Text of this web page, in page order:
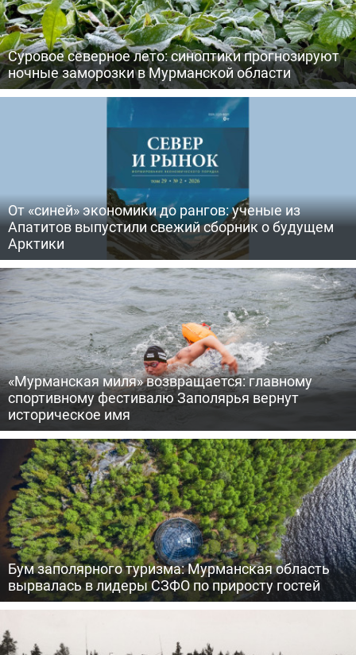
Суровое северное лето: синоптики прогнозируют
ночные заморозки в Мурманской области
От «синей» экономики до рангов: ученые из
Апатитов выпустили свежий сборник о будущем
Арктики
«Мурманская миля» возвращается: главному
спортивному фестивалю Заполярья вернут
историческое имя
Бум заполярного туризма: Мурманская область
вырвалась в лидеры СЗФО по приросту гостей